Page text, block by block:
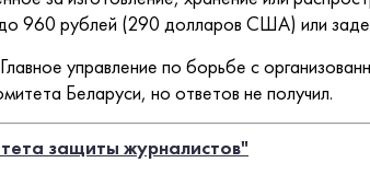
960 рублей (290 долларов США) или
управление по борьбе с
Беларуси, но ответов не получил.
защиты журналистов"